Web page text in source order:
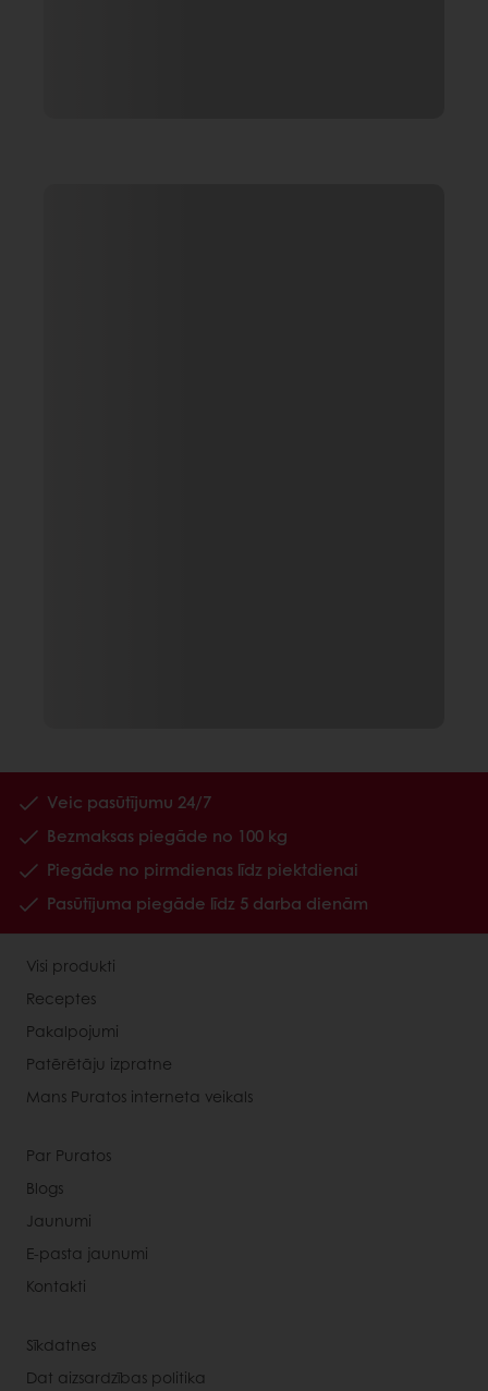
Veic pasūtījumu 24/7
Bezmaksas piegāde no 100 kg
Piegāde no pirmdienas līdz piektdienai
Pasūtījuma piegāde līdz 5 darba dienām
Visi produkti
Receptes
Pakalpojumi
Patērētāju izpratne
Mans Puratos interneta veikals
Par Puratos
Blogs
Jaunumi
E-pasta jaunumi
Kontakti
Sīkdatnes
Dat aizsardzības politika